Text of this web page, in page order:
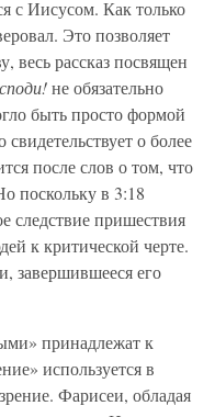
с Иисусом. Как только
Это позволяет
весь рассказ посвящен
не обязательно
быть просто формой
о более
после слов о том, что
поскольку в 3:18
следствие пришествия
к критической черте.
завершившееся его
принадлежат к
используется в
Фарисеи, обладая